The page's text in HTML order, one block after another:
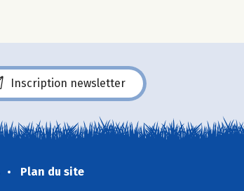
Inscription newsletter
Plan du site